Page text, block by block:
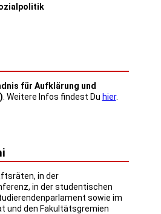
für Aufklärung und
. Weitere Infos findest Du hier.
in der
in der studentischen
sowie im
und den Fakultätsgremien